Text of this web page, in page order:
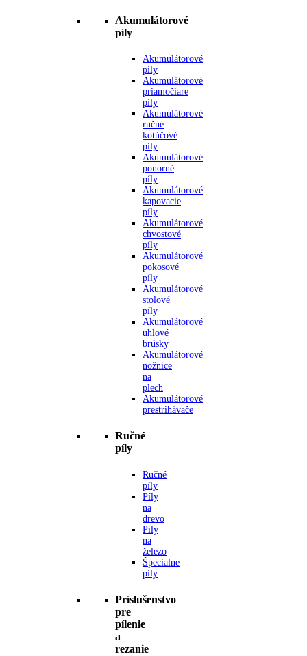
Akumulátorové
píly
Akumulátorové
píly
Akumulátorové
priamočiare
píly
Akumulátorové
ručné
kotúčové
píly
Akumulátorové
ponorné
píly
Akumulátorové
kapovacie
píly
Akumulátorové
chvostové
píly
Akumulátorové
pokosové
píly
Akumulátorové
stolové
píly
Akumulátorové
uhlové
brúsky
Akumulátorové
nožnice
na
plech
Akumulátorové
prestrihávače
Ručné
píly
Ručné
píly
Píly
na
drevo
Píly
na
železo
Špecialne
píly
Príslušenstvo
pre
pílenie
a
rezanie